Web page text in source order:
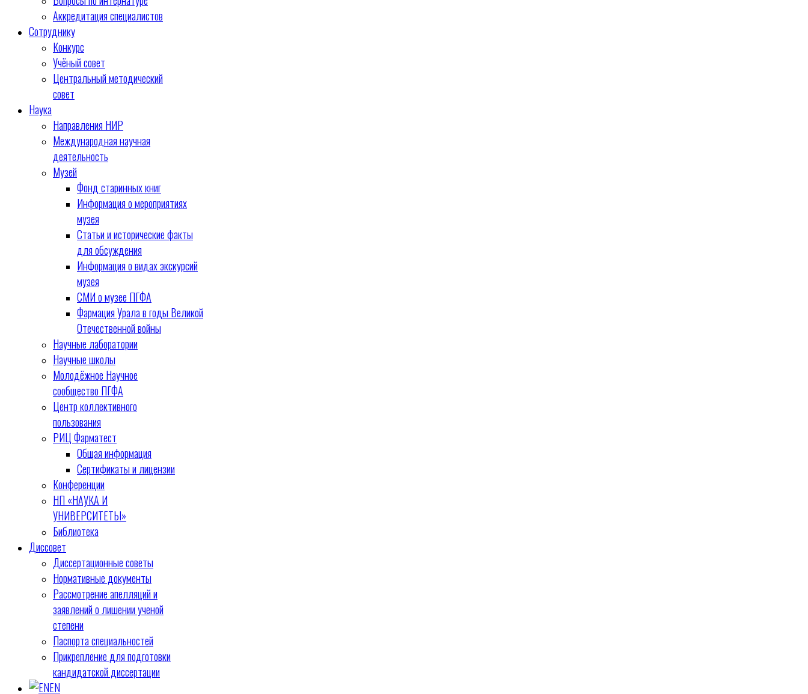
Аккредитация специалистов
Сотруднику
Конкурс
Учёный совет
Центральный методический
совет
Наука
Направления НИР
Международная научная
деятельность
Музей
Фонд старинных книг
Информация о мероприятиях
музея
Статьи и исторические факты
для обсуждения
Информация о видах экскурсий
музея
СМИ о музее ПГФА
Фармация Урала в годы Великой
Отечественной войны
Научные лаборатории
Научные школы
Молодёжное Научное
сообщество ПГФА
Центр коллективного
пользования
РИЦ Фарматест
Общая информация
Сертификаты и лицензии
Конференции
НП «НАУКА И
УНИВЕРСИТЕТЫ»
Библиотека
Диссовет
Диссертационные советы
Нормативные документы
Рассмотрение апелляций и
заявлений о лишении ученой
степени
Паспорта специальностей
Прикрепление для подготовки
кандидатской диссертации
EN